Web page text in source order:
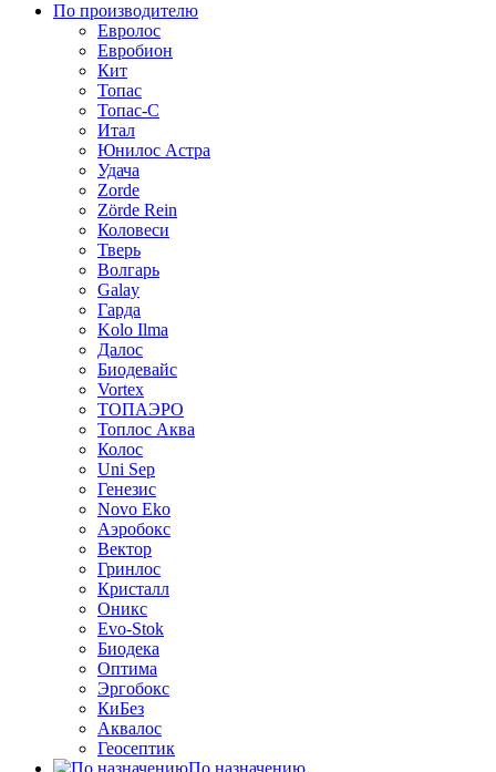
По производителю
Евролос
Евробион
Кит
Топас
Топас-С
Итал
Юнилос Астра
Удача
Zorde
Zörde Rein
Коловеси
Тверь
Волгарь
Galay
Гарда
Kolo Ilma
Далос
Биодевайс
Vortex
ТОПАЭРО
Топлос Аква
Колос
Uni Sep
Генезис
Novo Eko
Аэробокс
Вектор
Гринлос
Кристалл
Оникс
Evo-Stok
Биодека
Оптима
Эргобокс
КиБез
Аквалос
Геосептик
По назначению